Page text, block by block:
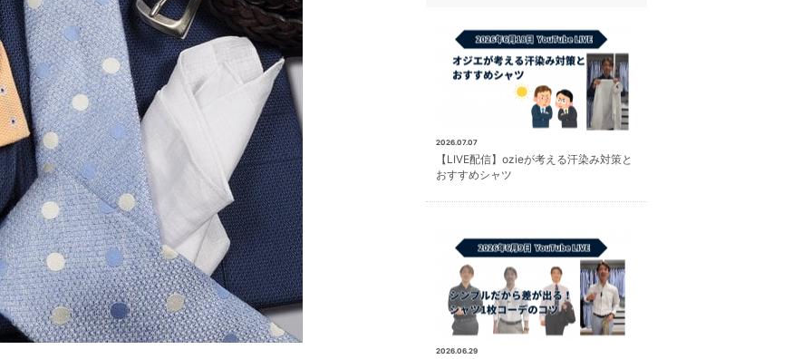
2026.07.07
【LIVE配信】ozieが考える汗染み対策と
おすすめシャツ
2026.06.29